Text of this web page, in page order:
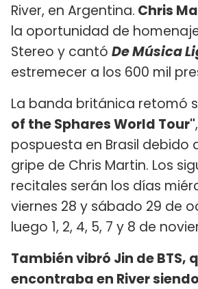
River, en Argentina. Chris
la oportunidad de
Stereo y cantó De Música
estremecer a los 600 mil
La banda británica retomó
of the Sphares World Tour"
pospuesta en Brasil debido
gripe de Chris Martin. Los
recitales serán los días
viernes 28 y sábado 29 de
luego 1, 2, 4, 5, 7 y 8 de
También vibró Jin de BTS,
encontraba en River